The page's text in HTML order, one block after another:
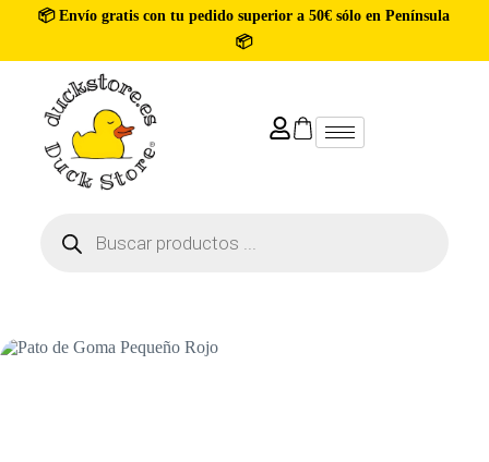
📦 Envío gratis con tu pedido superior a 50€ sólo en Península
📦